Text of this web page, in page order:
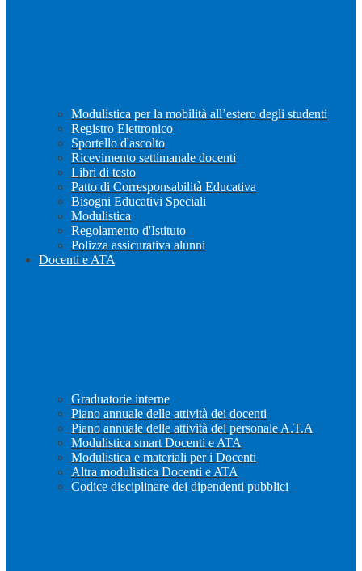
Modulistica per la mobilità all’estero degli studenti
Registro Elettronico
Sportello d'ascolto
Ricevimento settimanale docenti
Libri di testo
Patto di Corresponsabilità Educativa
Bisogni Educativi Speciali
Modulistica
Regolamento d'Istituto
Polizza assicurativa alunni
Docenti e ATA
Graduatorie interne
Piano annuale delle attività dei docenti
Piano annuale delle attività del personale A.T.A
Modulistica smart Docenti e ATA
Modulistica e materiali per i Docenti
Altra modulistica Docenti e ATA
Codice disciplinare dei dipendenti pubblici